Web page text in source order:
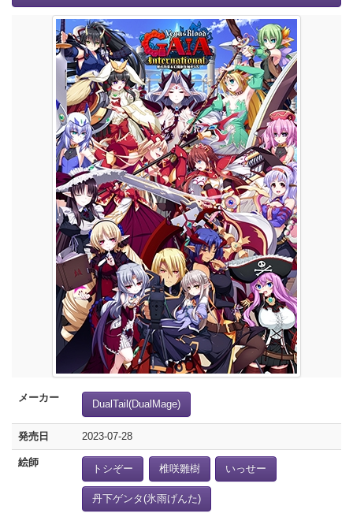
メーカー
DualTail(DualMage)
発売日 2023-07-28
絵師
トシぞー 椎咲雛樹 いっせー
丹下ゲンタ(氷雨げんた)